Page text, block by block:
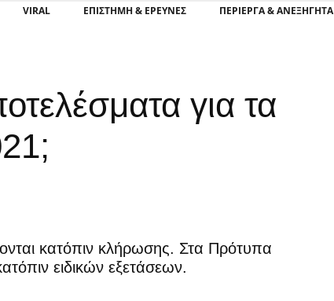
VIRAL ΕΠΙΣΤΉΜΗ & ΈΡΕΥΝΕΣ ΠΕΡΊΕΡΓΑ & ΑΝΕΞΉΓΗΤΑ
για τα
κατόπιν κλήρωσης. Στα Πρότυπα
ειδικών εξετάσεων.